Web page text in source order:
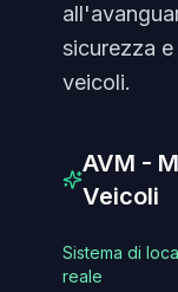
sicurezza
veicoli.
AVM -
Veicoli
Sistema di
reale